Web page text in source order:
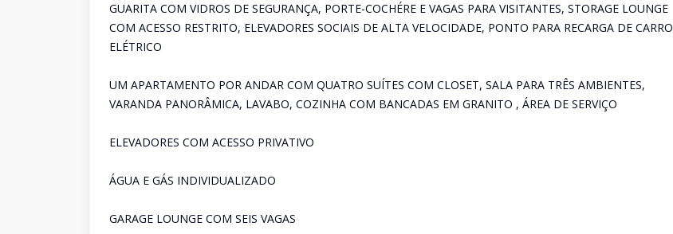
GUARITA COM VIDROS DE SEGURANÇA, PORTE-COCHÉRE E VAGAS PARA VISITANTES, STORAGE LOUNGE
COM ACESSO RESTRITO, ELEVADORES SOCIAIS DE ALTA VELOCIDADE, PONTO PARA RECARGA DE CARRO
ELÉTRICO
UM APARTAMENTO POR ANDAR COM QUATRO SUÍTES COM CLOSET, SALA PARA TRÊS AMBIENTES,
VARANDA PANORÂMICA, LAVABO, COZINHA COM BANCADAS EM GRANITO , ÁREA DE SERVIÇO
ELEVADORES COM ACESSO PRIVATIVO
ÁGUA E GÁS INDIVIDUALIZADO
GARAGE LOUNGE COM SEIS VAGAS